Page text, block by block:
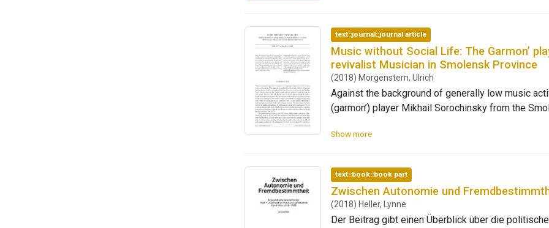
text::journal::journal article
Music without Social Life: The Garmon’
revivalist Musician in Smolensk Province
(2018) Morgenstern, Ulrich
Against the background of generally low music
(garmon’) player Mikhail Sorochinsky from the
not always easy relation to his social and musical
Show more
text::book::book part
Zwischen Autonomie und
(2018) Heller, Lynne
Der Beitrag gibt einen Überblick über die